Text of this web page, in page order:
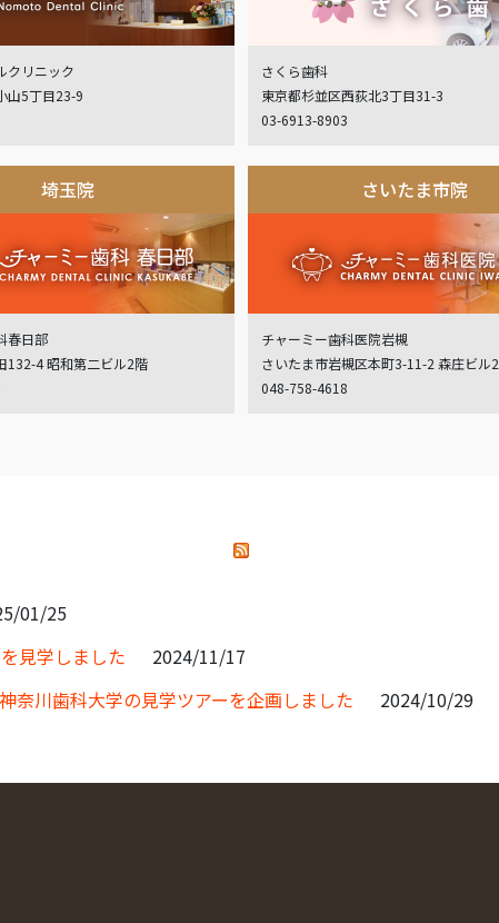
クリニック
山5丁目23-9
さくら歯科
東京都杉並区西荻北3丁目31-3
03-6913-8903
埼玉院
春日部
132-4 昭和第二ビル2階
さいたま市院
チャーミー歯科医院岩槻
さいたま市岩槻区本町3-11-2 森庄ビル
048-758-4618
01/25
見学しました
2024/11/17
奈川歯科大学の見学ツアーを企画しました
2024/10/29